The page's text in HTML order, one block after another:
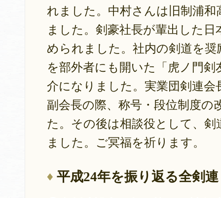
れました。中村さんは旧制浦
ました。剣豪社長が輩出した
められました。社内の剣道を
を部外者にも開いた「虎ノ門
介になりました。実業団剣連
副会長の際、称号・段位制度の
た。その後は相談役として、
ました。ご冥福を祈ります。
平成24年を振り返る全剣